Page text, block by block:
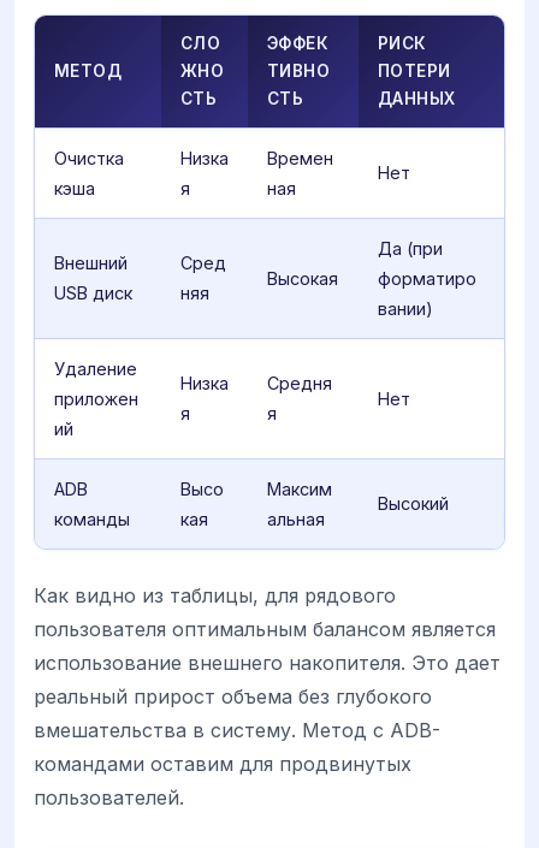
МЕТОД
СЛО
ЖНО
СТЬ
ЭФФЕК
ТИВНО
СТЬ
РИСК
ПОТЕРИ
ДАННЫХ
Очистка
кэша
Низка
я
Времен
ная
Нет
Внешний
USB диск
Сред
няя
Высокая
Да (при
форматиро
вании)
Удаление
приложен
ий
Низка
я
Средня
я
Нет
ADB
команды
Высо
кая
Максим
альная
Высокий
Как видно из таблицы, для рядового
пользователя оптимальным балансом является
использование внешнего накопителя. Это дает
реальный прирост объема без глубокого
вмешательства в систему. Метод с ADB-
командами оставим для продвинутых
пользователей.